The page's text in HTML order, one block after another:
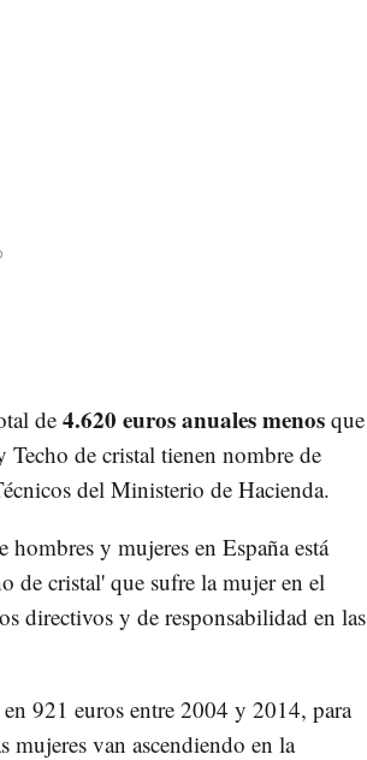
de4.620 euros anuales menosque
de cristal tienen nombre de
del Ministerio de Hacienda.
hombres y mujeres en España está
de cristal' que sufre la mujer en el
directivos y de responsabilidad en las
921 euros entre 2004 y 2014, para
mujeres van ascendiendo en la